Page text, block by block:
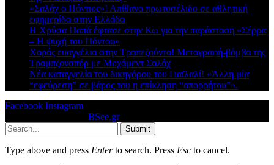
«Σαλάχ ο Πόντιος»! Απίθανο πρωτοσέλιδο σε αθλητική
εφημερίδα στην Ελλάδα
Η Χρύσα Παπά έφτασε στην Κω για την παράσταση «Σέρρα
– Η ψυχή του Πόντου»
Χαράς ευαγγέλια στην Τραπεζούντα! Μεταγραφή-βόμβα της
Τραμπζονσπόρ με Μοχάμεντ Σαλάχ
Νέα καταγγελία του δικηγόρου του Γιαϊλαλί! «Άλλη μία
“εφεύρεση” σε βάρος του η επίκληση “απορρήτου”».
Facebook Instagram
BSee.gr.
Submit
Type above and press Enterto search. Press Esc to cancel.